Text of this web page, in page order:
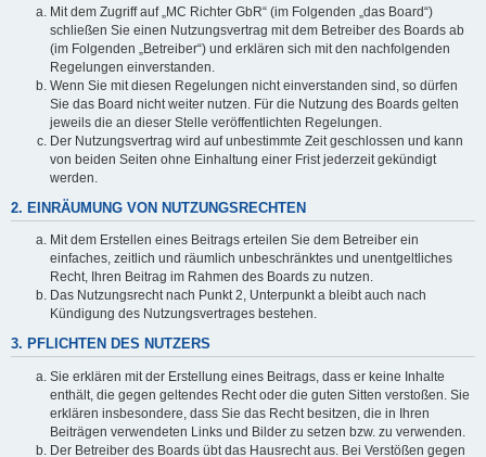
Mit dem Zugriff auf „MC Richter GbR“ (im Folgenden „das Board“)
schließen Sie einen Nutzungsvertrag mit dem Betreiber des Boards ab
(im Folgenden „Betreiber“) und erklären sich mit den nachfolgenden
Regelungen einverstanden.
Wenn Sie mit diesen Regelungen nicht einverstanden sind, so dürfen
Sie das Board nicht weiter nutzen. Für die Nutzung des Boards gelten
jeweils die an dieser Stelle veröffentlichten Regelungen.
Der Nutzungsvertrag wird auf unbestimmte Zeit geschlossen und kann
von beiden Seiten ohne Einhaltung einer Frist jederzeit gekündigt
werden.
2. EINRÄUMUNG VON NUTZUNGSRECHTEN
Mit dem Erstellen eines Beitrags erteilen Sie dem Betreiber ein
einfaches, zeitlich und räumlich unbeschränktes und unentgeltliches
Recht, Ihren Beitrag im Rahmen des Boards zu nutzen.
Das Nutzungsrecht nach Punkt 2, Unterpunkt a bleibt auch nach
Kündigung des Nutzungsvertrages bestehen.
3. PFLICHTEN DES NUTZERS
Sie erklären mit der Erstellung eines Beitrags, dass er keine Inhalte
enthält, die gegen geltendes Recht oder die guten Sitten verstoßen. Sie
erklären insbesondere, dass Sie das Recht besitzen, die in Ihren
Beiträgen verwendeten Links und Bilder zu setzen bzw. zu verwenden.
Der Betreiber des Boards übt das Hausrecht aus. Bei Verstößen gegen